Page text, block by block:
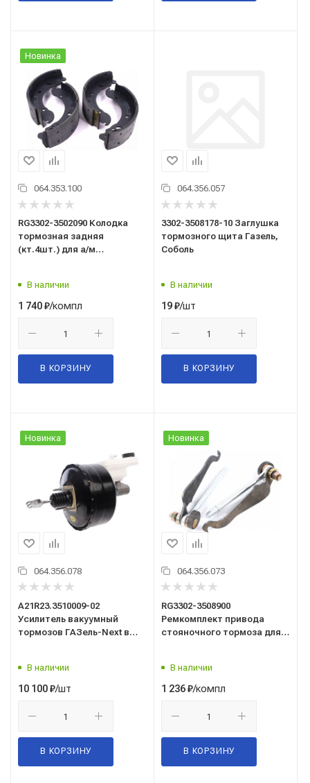
Новинка
064.353.100
RG3302-3502090 Колодка
тормозная задняя
(кт.4шт.) для а/м
В наличии
1 740₽/компл
В КОРЗИНУ
064.356.057
3302-3508178-10 Заглушка
тормозного щита Газель,
Соболь
В наличии
19₽/шт
В КОРЗИНУ
Новинка
064.356.078
А21R23.3510009-02
Усилитель вакуумный
тормозов ГАЗель-Next в
В наличии
10 100₽/шт
В КОРЗИНУ
Новинка
064.356.073
RG3302-3508900
Ремкомплект привода
стояночного тормоза для
В наличии
1 236₽/компл
В КОРЗИНУ